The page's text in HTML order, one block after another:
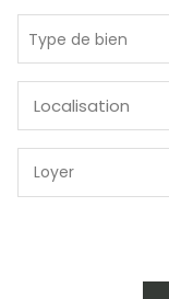
De l'immo pro
Type de bien
Localisation
Loyer